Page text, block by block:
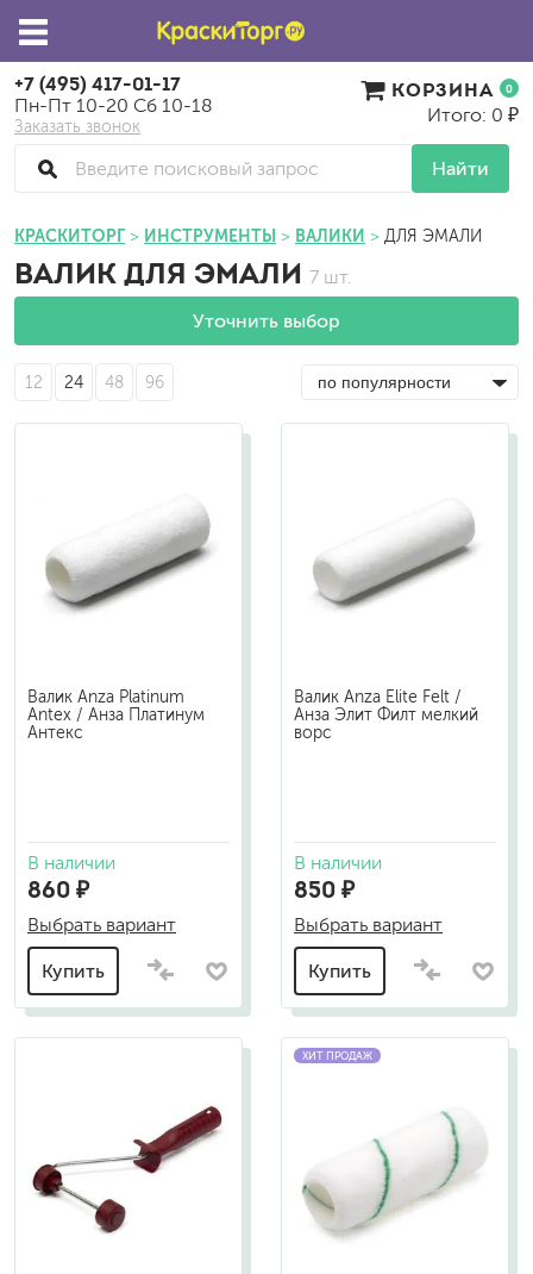
+7 (495) 417-01-17
Пн-Пт 10-20 Сб 10-18
Заказать звонок
Найти
КОРЗИНА 0
Итого: 0 ₽
КРАСКИТОРГ ИНСТРУМЕНТЫ ВАЛИКИ ДЛЯ ЭМАЛИ
ВАЛИК ДЛЯ ЭМАЛИ 7 шт.
Уточнить выбор
12 24 48 96
Валик Anza Platinum
Antex / Анза Платинум
Антекс
В наличии
860 ₽
Выбрать вариант
Купить
Валик Anza Elite Felt /
Анза Элит Филт мелкий
ворс
В наличии
850 ₽
Выбрать вариант
Купить
ХИТ ПРОДАЖ